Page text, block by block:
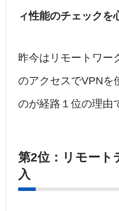
ィ性能のチェックを
昨今はリモートワー
のアクセスでVPNを
のが経路１位の理由
第2位：リモート
入